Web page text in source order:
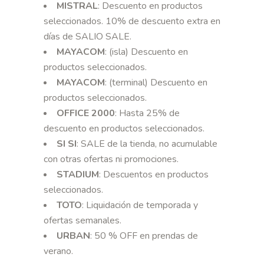
MISTRAL: Descuento en productos
seleccionados. 10% de descuento extra en
días de SALIO SALE.
MAYACOM: (isla) Descuento en
productos seleccionados.
MAYACOM: (terminal) Descuento en
productos seleccionados.
OFFICE 2000: Hasta 25% de
descuento en productos seleccionados.
SI SI: SALE de la tienda, no acumulable
con otras ofertas ni promociones.
STADIUM: Descuentos en productos
seleccionados.
TOTO: Liquidación de temporada y
ofertas semanales.
URBAN: 50 % OFF en prendas de
verano.